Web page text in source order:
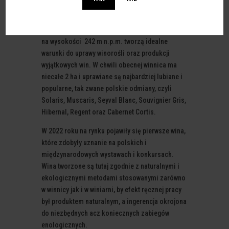
na wysokości 242 m n.p.m. tworzą idealne
warunki do uprawy winorośli oraz produkcji
wyjątkowych win. W chwili obecnej winnica ma
niecałe 2 ha i uprawiane są najbardziej lubiane i
popularne, tak zwane polskie odmiany, czyli
Solaris, Muscaris, Seyval Blanc, Souvignier Gris,
Hibernal, Regent oraz Cabernet Cortis.
W 2022 roku na rynku pojawiły się pierwsze wina,
które zdobyły uznanie na polskich i
międzynarodowych wystawach i konkursach.
Wina tworzone są tutaj zgodnie z naturalnymi i
ekologicznymi metodami stosowanymi zarówno
w winnicy jak i w winiarni, by efekt ręcznej pracy
był produktem naturalnym, a ingerencja okrojona
do niezbędnych acz koniecznych zabiegów
enologicznych.